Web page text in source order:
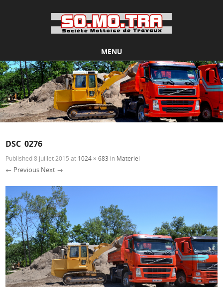
MENU
Skip to content
DSC_0276
Published8 juillet 2015 at 1024 × 683 in Materiel
← Previous Next →